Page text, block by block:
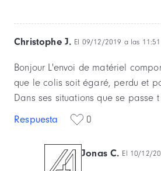
Christophe J. El 09/12/2019 a las 11:51
Bonjour L'envoi de matériel
que le colis soit égaré, perdu et
Dans ses situations que se passe t
Respuesta
0
Jonas C. El 10/12/